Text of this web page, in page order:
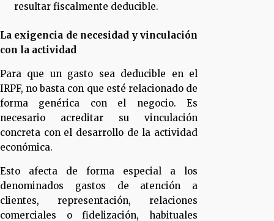
resultar fiscalmente deducible.
La exigencia de necesidad y vinculación
con la actividad
Para que un gasto sea deducible en el
IRPF, no basta con que esté relacionado de
forma genérica con el negocio. Es
necesario acreditar su vinculación
concreta con el desarrollo de la actividad
económica.
Esto afecta de forma especial a los
denominados gastos de atención a
clientes, representación, relaciones
comerciales o fidelización, habituales